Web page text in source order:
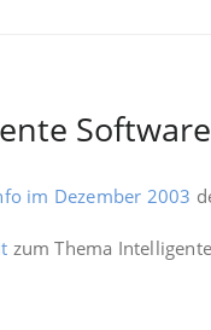
im Dezember 2003
zum Thema